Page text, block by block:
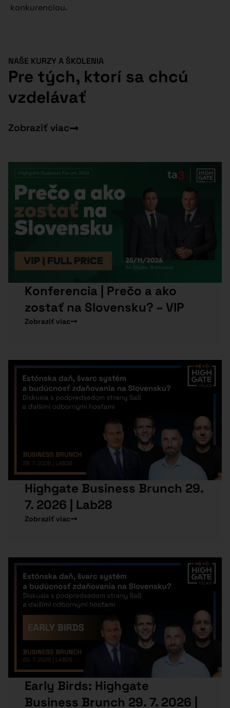
konkurenciou.
NAŠE KURZY A ŠKOLENIA
Pre tých, ktorí sa chcú
vzdelávať
Zobraziť viac
Konferencia | Prečo a ako
zostať na Slovensku? – VIP
Zobraziť viac
Highgate Business Brunch 29.
7. 2026 | Lab28
Zobraziť viac
Early Birds: Highgate
Business Brunch 29. 7. 2026 |